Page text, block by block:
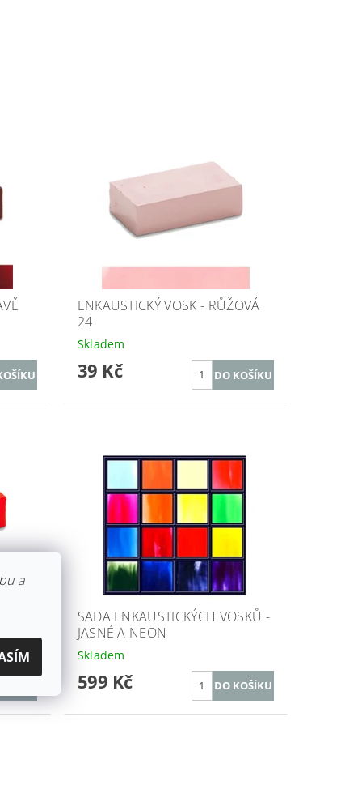
ENKAUSTICKÝ VOSK - RŮŽOVÁ
24
Skladem
39 Kč
SADA ENKAUSTICKÝCH VOSKŮ -
JASNÉ A NEON
Skladem
599 Kč
a